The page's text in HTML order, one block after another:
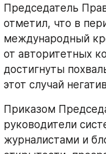
Председатель
отметил, что в
международный
от авторитетных
достигнуты
этот случай
Приказом
руководители
журналистами и